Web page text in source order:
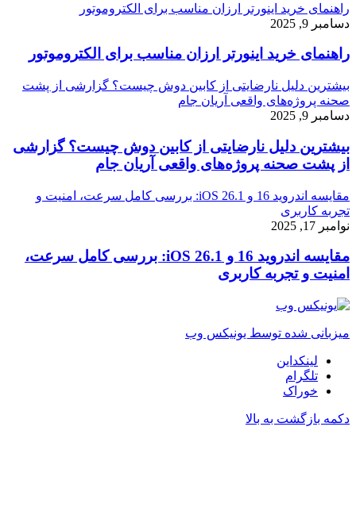
راهنمای خرید اینورتر ارزان مناسب برای الکتروموتور
دسامبر 9, 2025
راهنمای خرید اینورتر ارزان مناسب برای الکتروموتور
بیشترین دلیل نارضایتی از کابین دوش چیست؟ گزارشی از پشت
صحنه پروژه‌های واقعی آریان جام
دسامبر 9, 2025
بیشترین دلیل نارضایتی از کابین دوش چیست؟ گزارشی
از پشت صحنه پروژه‌های واقعی آریان جام
مقایسه اندروید 16 و iOS 26.1: بررسی کامل سرعت، امنیت و
تجربه کاربری
نوامبر 17, 2025
مقایسه اندروید 16 و iOS 26.1: بررسی کامل سرعت،
امنیت و تجربه کاربری
میزبانی شده توسط یونیکس وب
لینکداین
تلگرام
خوراک
دکمه بازگشت به بالا